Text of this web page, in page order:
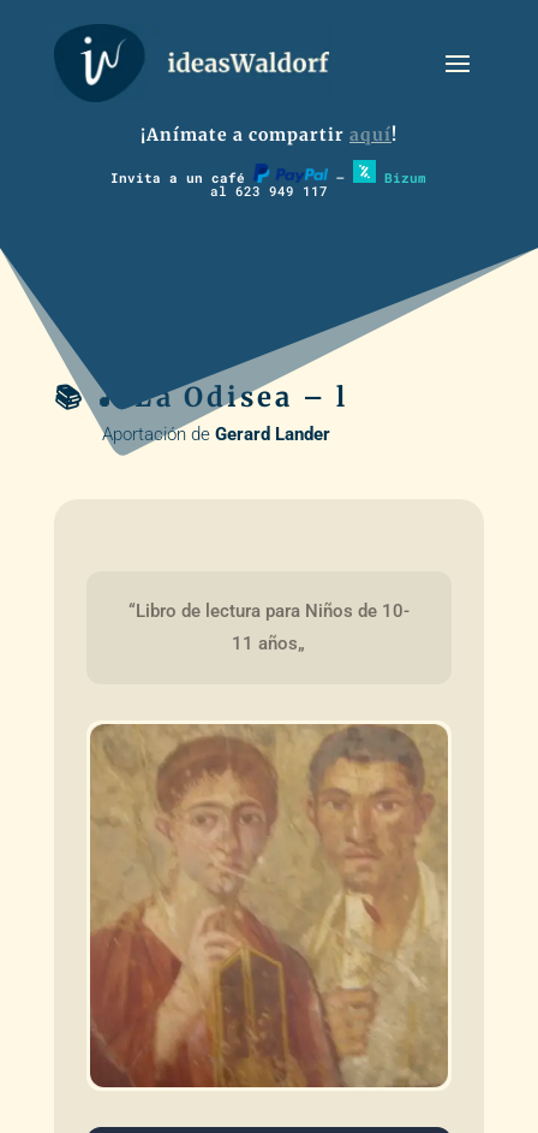
¡Anímate a compartir aquí!
Invita a un café – Bizum
al 623 949 117
📚 🎵 La Odisea – l
Aportación de Gerard Lander
“Libro de lectura para Niños de 10-
11 años„